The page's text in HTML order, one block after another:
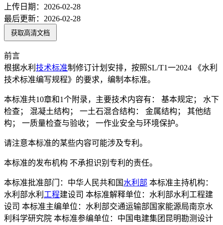
上传日期： 2026-02-28
最后更新： 2026-02-28
获取高清文档
前言
根据水利 技术标准制修订计划安排，按照SL/T1一2024 《水利
技术标准编写规程》的要求，编制本标准。
本标准共10章和1个附录，主要技术内容有： 基本规定； 水下
检查； 混凝土结构； 一土石混合结构： 金属结构； 其他结
构； 一质量检查与验收； 一作业安全与环境保护。
请注意本标准的某些内容可能涉及专利。
本标准的发布机构 不承担识别专利的责任。
本标准批准部门：中华人民共和国水利部 本标准主持机构：
水利部水利 工程建设司 本标准解释单位：水利部水利工程建
设司 本标准主编单位：水利部交通运输部国家能源局南京水
利科学研究院 本标准参编单位：中国电建集团昆明勘测设计